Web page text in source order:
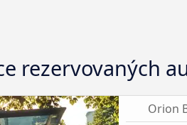
rezervovaných
Orion